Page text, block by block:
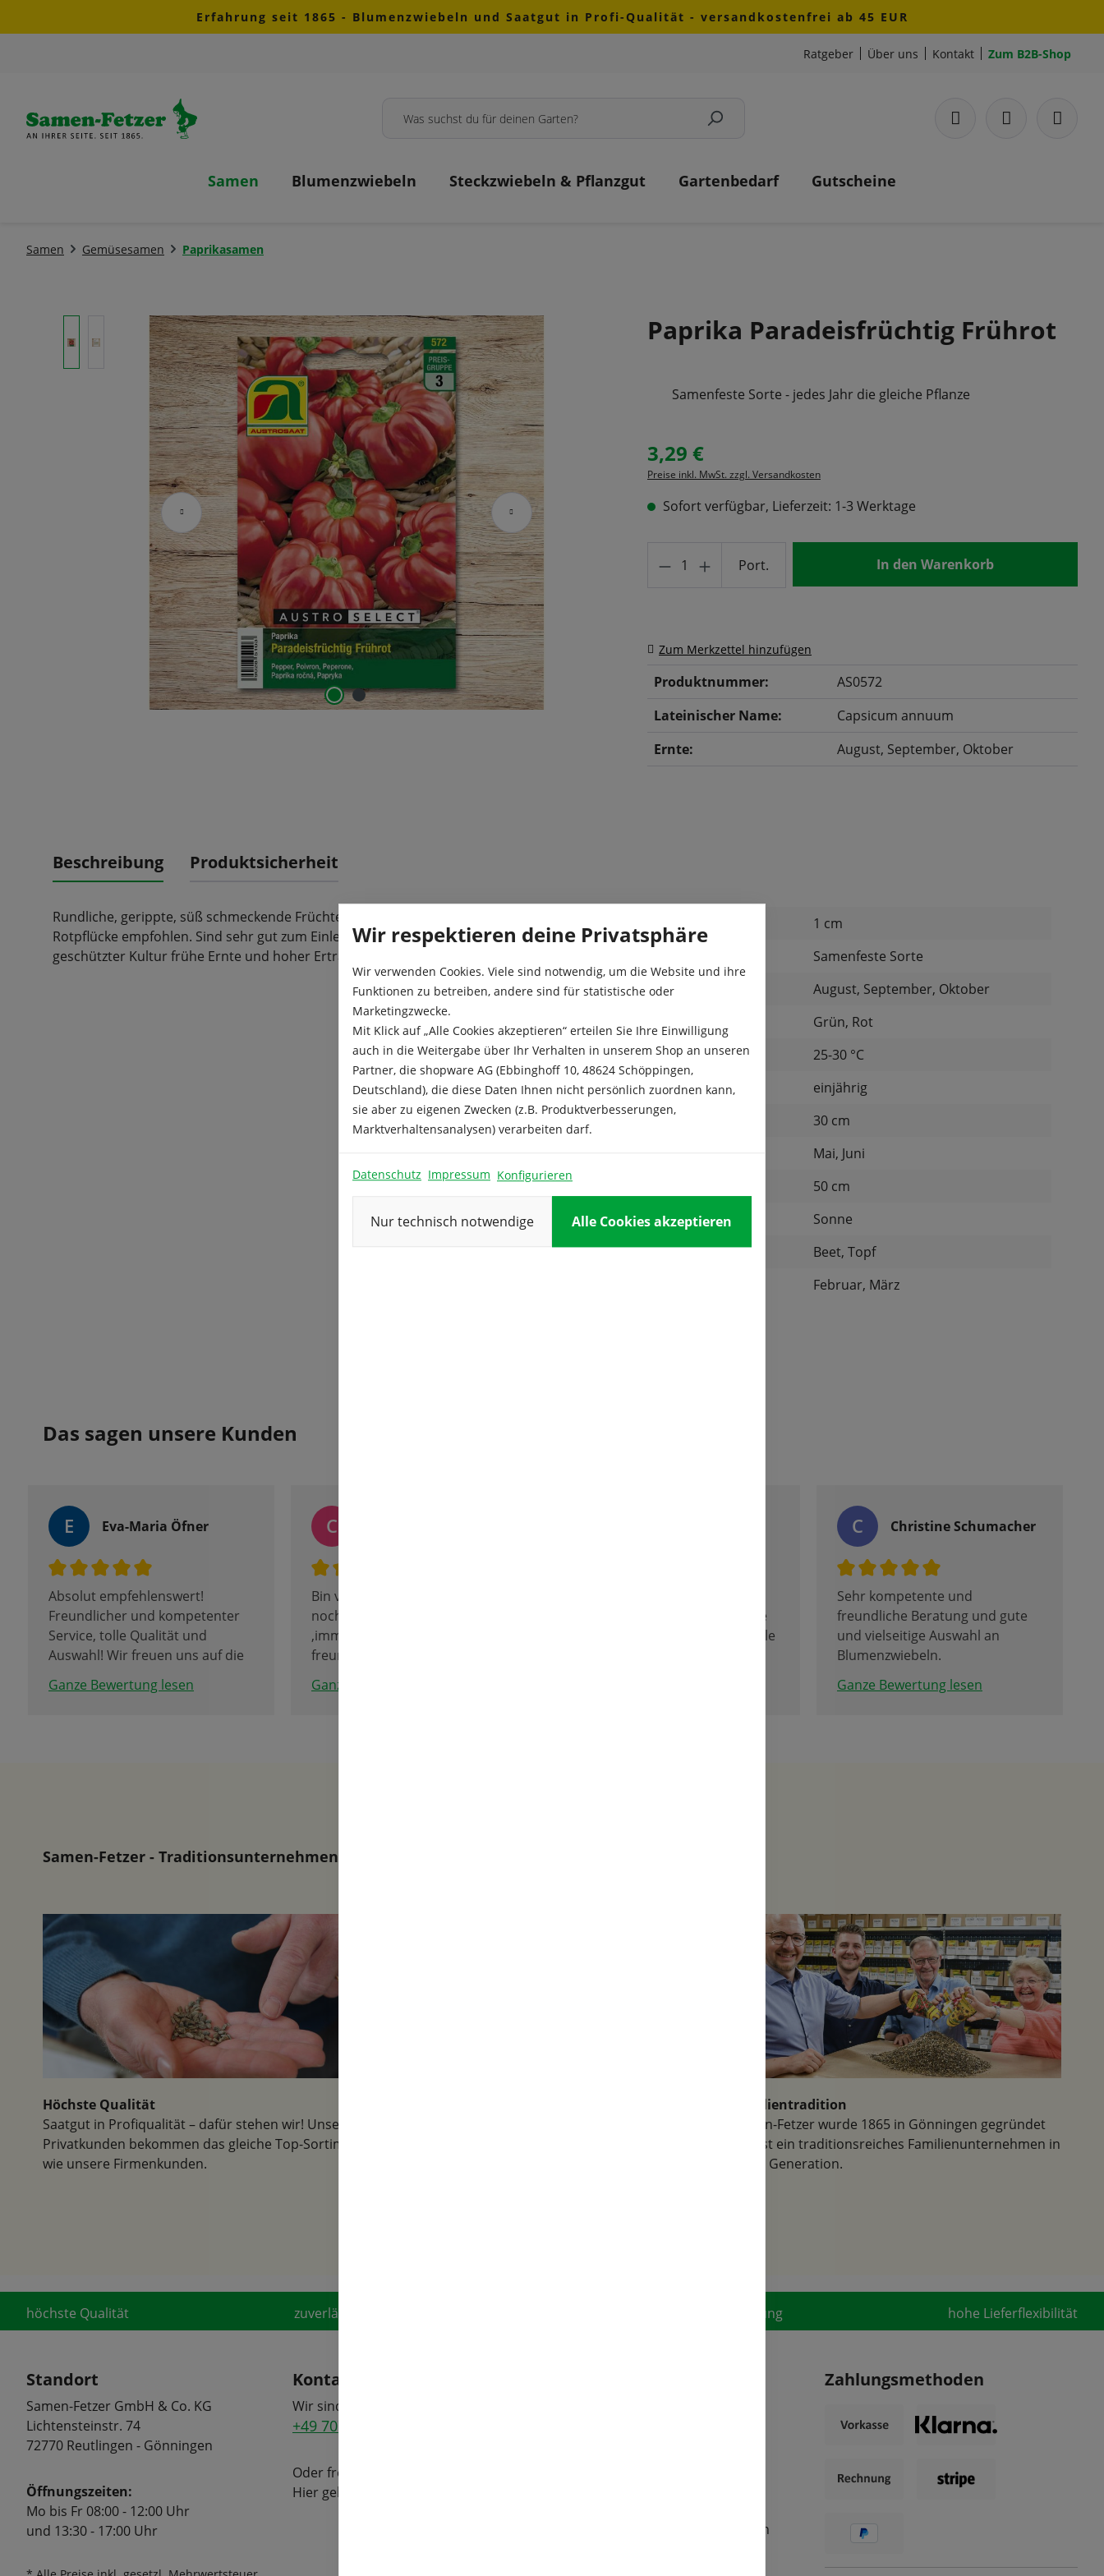
Zur Hauptnavigation springenErfahrung seit 1865 - Blumenzwiebeln und Saatgut in Profi-Qualität - versandkostenfrei ab 45 EUR
Ratgeber Über uns Kontakt Zum B2B-Shop
Samen Blumenzwiebeln Steckzwiebeln & Pflanzgut Gartenbedarf Gutscheine
Samen Gemüsesamen Paprikasamen
Bildergalerie überspringen Paprika Paradeisfrüchtig Frührot
Samenfeste Sorte - jedes Jahr die gleiche Pflanze
Regulärer Preis:
3,29 €
Preise inkl. MwSt. zzgl. Versandkosten
Sofort verfügbar, Lieferzeit: 1-3 Werktage
Produkt Anzahl: Gib den gewünschten Wert ein
Port. In den Warenkorb
Zum Merkzettel hinzufügen
Produktnummer:
AS0572
Lateinischer Name:
Capsicum annuum
Ernte:
August, September, Oktober
Beschreibung Produktsicherheit
Rundliche, gerippte, süß schmeckende Früchte, die von grün auf rot abreifen.
Rotpflücke empfohlen. Sind sehr gut zum Einlegen als "Ölpaprika" geeignet. Bei
geschützter Kultur frühe Ernte und hoher Ertrag.
Aussaattiefe:
1 cm
Samenfeste Sorte
Ernte:
August, September, Oktober
Farbe:
Grün, Rot
Keimtemperatur:
25-30 °C
Kulturdauer:
einjährig
Pflanzabstand:
30 cm
Mai, Juni
50 cm
Standort:
Sonne
Verwendung:
Beet, Topf
Februar, März
Das sagen unsere Kunden
E Eva-Maria Öfner
Absolut empfehlenswert!
Freundlicher und kompetenter
Service, tolle Qualität und
Auswahl! Wir freuen uns auf die
Ganze Bewertung lesen
C
Bin von der angebotenen Ware
noch nie enttäuscht worden
,immer beste Qualität und ein
freundlicher Umgang mit den
Ganze Bewertung lesen
verschiedenen Tulpen,ich habe
garnicht gewusst dass es soviele
C Christine Schumacher
Sehr kompetente und
freundliche Beratung und gute
und vielseitige Auswahl an
Blumenzwiebeln.
Ganze Bewertung lesen
Samen-Fetzer - Traditionsunternehmen in der 6. Generation
Höchste Qualität
Saatgut in Profiqualität – dafür stehen wir! Unsere
Privatkunden bekommen das gleiche Top-Sortiment
wie unsere Firmenkunden.
Familientradition
Samen-Fetzer wurde 1865 in Gönningen gegründet
und ist ein traditionsreiches Familienunternehmen in
der 6. Generation.
höchste Qualität zuverlässiger Service langjährige Branchenerfahrung hohe Lieferflexibilität
Standort
Samen-Fetzer GmbH & Co. KG
Lichtensteinstr. 74
72770 Reutlingen - Gönningen
Öffnungszeiten:
Mo bis Fr 08:00 - 12:00 Uhr
und 13:30 - 17:00 Uhr
Kontakt
Wir sind telefonisch erreichbar unter:
+49 7072 600490-0
Oder freuen uns über eine Nachricht!
Hier geht's zum
Zahlungs- & Versandbedingungen
Zahlungsmethoden
Wir respektieren deine Privatsphäre
Wir verwenden Cookies. Viele sind notwendig, um die Website und ihre
Funktionen zu betreiben, andere sind für statistische oder
Marketingzwecke.
Mit Klick auf „Alle Cookies akzeptieren“ erteilen Sie Ihre Einwilligung
auch in die Weitergabe über Ihr Verhalten in unserem Shop an unseren
Partner, die shopware AG (Ebbinghoff 10, 48624 Schöppingen,
Deutschland), die diese Daten Ihnen nicht persönlich zuordnen kann,
sie aber zu eigenen Zwecken (z.B. Produktverbesserungen,
Marktverhaltensanalysen) verarbeiten darf.
Datenschutz Impressum Konfigurieren
Nur technisch notwendige Alle Cookies akzeptieren